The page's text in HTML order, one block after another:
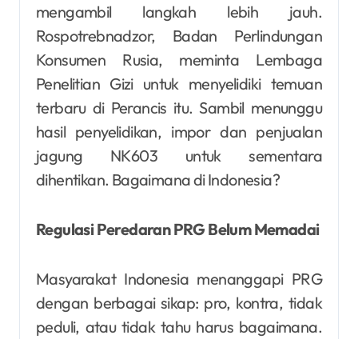
mengambil langkah lebih jauh.
Rospotrebnadzor, Badan Perlindungan
Konsumen Rusia, meminta Lembaga
Penelitian Gizi untuk menyelidiki temuan
terbaru di Perancis itu. Sambil menunggu
hasil penyelidikan, impor dan penjualan
jagung NK603 untuk sementara
dihentikan. Bagaimana di Indonesia?
Regulasi Peredaran PRG Belum Memadai
Masyarakat Indonesia menanggapi PRG
dengan berbagai sikap: pro, kontra, tidak
peduli, atau tidak tahu harus bagaimana.